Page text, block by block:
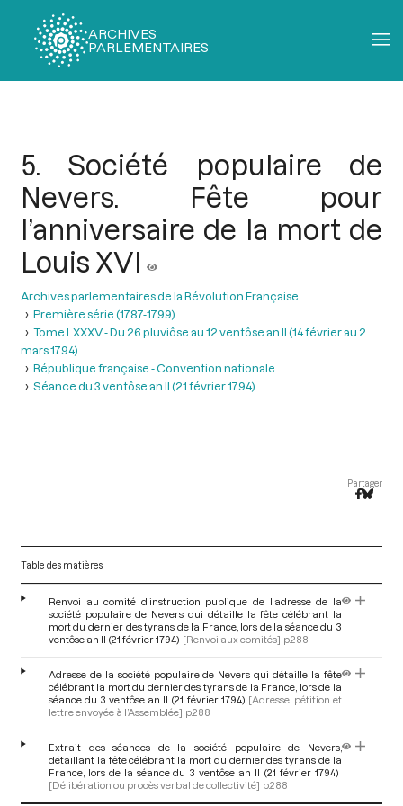
ARCHIVES
PARLEMENTAIRES
5. Société populaire de
Nevers. Fête pour
l’anniversaire de la mort de
Louis XVI
Archives parlementaires de la Révolution Française
Première série (1787-1799)
Tome LXXXV - Du 26 pluviôse au 12 ventôse an II (14 février au 2
mars 1794)
République française - Convention nationale
Séance du 3 ventôse an II (21 février 1794)
Partager
Table des matières
Renvoi au comité d'instruction publique de l'adresse de la
société populaire de Nevers qui détaille la fête célébrant la
mort du dernier des tyrans de la France, lors de la séance du 3
ventôse an II (21 février 1794) [Renvoi aux comités] p.288
Adresse de la société populaire de Nevers qui détaille la fête
célébrant la mort du dernier des tyrans de la France, lors de la
séance du 3 ventôse an II (21 février 1794) [Adresse, pétition et
lettre envoyée à l’Assemblée] p.288
Extrait des séances de la société populaire de Nevers,
détaillant la fête célébrant la mort du dernier des tyrans de la
France, lors de la séance du 3 ventôse an II (21 février 1794)
[Délibération ou procès verbal de collectivité] p.288